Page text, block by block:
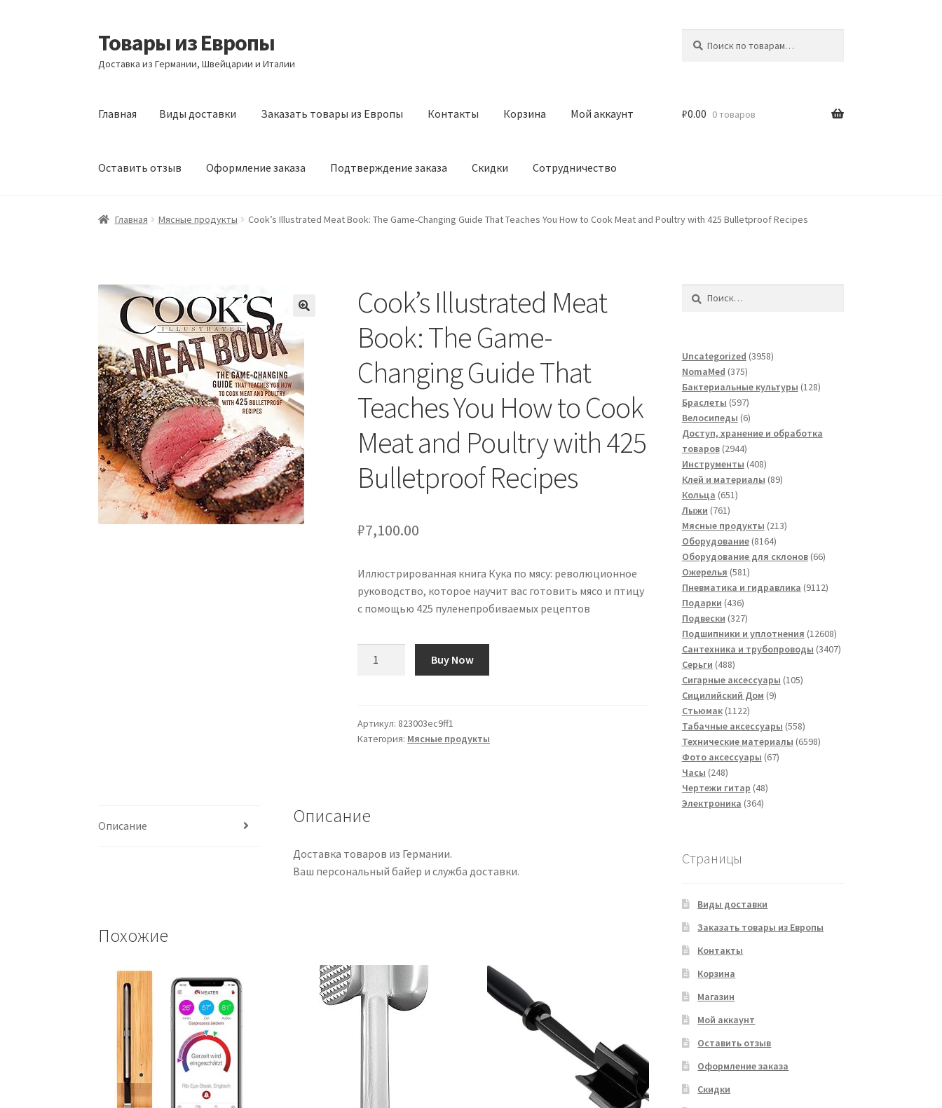
Перейти
к
навигации
Перейти
к
содержимому
Товары из Европы
Доставка из Германии, Швейцарии и Италии
Главная Виды доставки Заказать товары из Европы Контакты Корзина Мой аккаунт
Оставить отзыв Оформление заказа Подтверждение заказа Скидки Сотрудничество
Главная Виды доставки Заказать товары из Европы Контакты Корзина Мой аккаунт Оставить отзыв
₽0.00 0 товаров
Главная Мясные продукты Cook’s Illustrated Meat Book: The Game-Changing Guide That Teaches You How to Cook Meat and Poultry with 425 Bulletproof Recipes
Cook’s Illustrated Meat
Book: The Game-
Changing Guide That
Teaches You How to Cook
Meat and Poultry with 425
Bulletproof Recipes
₽7,100.00
Иллюстрированная книга Кука по мясу: революционное
руководство, которое научит вас готовить мясо и птицу
с помощью 425 пуленепробиваемых рецептов
Meat
Book:
Guide
You
How
Poultry
with
425
Bulletproof
Recipes
Buy Now
Артикул: 823003ec9ff1
Категория: Мясные продукты
Описание Описание
Доставка товаров из Германии.
Ваш персональный байер и служба доставки.
Похожие
Uncategorized 39583958
NomaMed 375375
товаров
Бактериальные культуры 128128
Браслеты 597597
товаров
Велосипеды 66
товаров
Доступ, хранение и обработка
товаров 29442944
товара
Инструменты 408408
товаров
Клей и материалы 8989
Кольца 651651
Лыжи 761761
товар
Мясные продукты 213213
Оборудование 81648164
товара
Оборудование для склонов 6666
Ожерелья 581581
товар
Пневматика и гидравлика 91129112
Подарки 436436
товаров
Подвески 327327
товаров
Подшипники и уплотнения 1260812608
товаров
Сантехника и трубопроводы 34073407
Серьги 488488
товаров
Сигарные аксессуары 105105
Сицилийский Дом 99
Стьюмак 11221122
товара
Табачные аксессуары 558558
товаров
Технические материалы 65986598
Фото аксессуары 6767
Часы 248248
товаров
Чертежи гитар 4848
Электроника 364364
Страницы
Виды доставки
Заказать товары из Европы
Контакты
Корзина
Магазин
Мой аккаунт
Оставить отзыв
Оформление заказа
Скидки